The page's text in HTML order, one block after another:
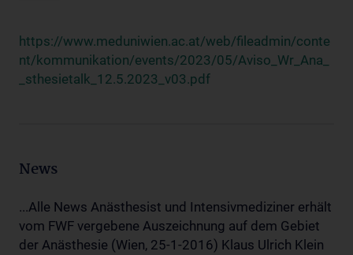
https://www.meduniwien.ac.at/web/fileadmin/conte
nt/kommunikation/events/2023/05/Aviso_Wr_Ana_
_sthesietalk_12.5.2023_v03.pdf
News
...Alle News Anästhesist und Intensivmediziner erhält
vom FWF vergebene Auszeichnung auf dem Gebiet
der Anästhesie (Wien, 25-1-2016) Klaus Ulrich Klein